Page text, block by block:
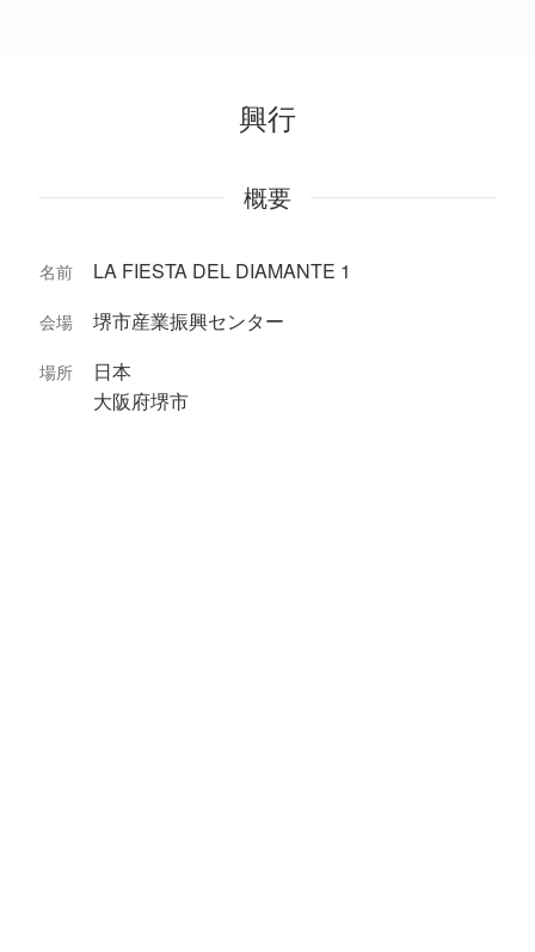
興行
概要
名前 LA FIESTA DEL DIAMANTE 1
会場 堺市産業振興センター
場所
日本
大阪府堺市